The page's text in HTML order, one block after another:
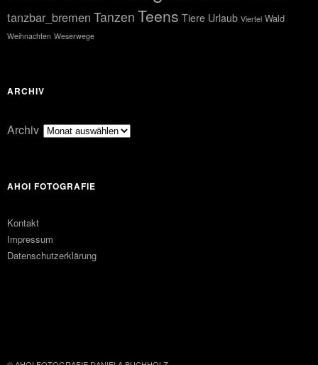
tanzbar_bremen Tanzen Teens Tiere Urlaub Viertel Wald
Weihnachten Weserwege
ARCHIV
Archiv
AHOI FOTOGRAFIE
Kontakt
Impressum
Datenschutzerklärung